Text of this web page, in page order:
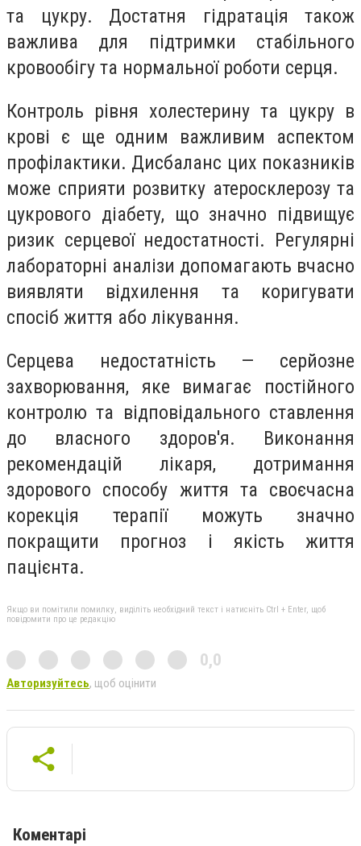
та цукру. Достатня гідратація також
важлива для підтримки стабільного
кровообігу та нормальної роботи серця.
Контроль рівня холестерину та цукру в
крові є ще одним важливим аспектом
профілактики. Дисбаланс цих показників
може сприяти розвитку атеросклерозу та
цукрового діабету, що значно підвищує
ризик серцевої недостатності. Регулярні
лабораторні аналізи допомагають вчасно
виявляти відхилення та коригувати
спосіб життя або лікування.
Серцева недостатність — серйозне
захворювання, яке вимагає постійного
контролю та відповідального ставлення
до власного здоров'я. Виконання
рекомендацій лікаря, дотримання
здорового способу життя та своєчасна
корекція терапії можуть значно
покращити прогноз і якість життя
пацієнта.
Якщо ви помітили помилку, виділіть необхідний текст і натисніть Ctrl + Enter, щоб
повідомити про це редакцію
0,0
Авторизуйтесь, щоб оцінити
Коментарі